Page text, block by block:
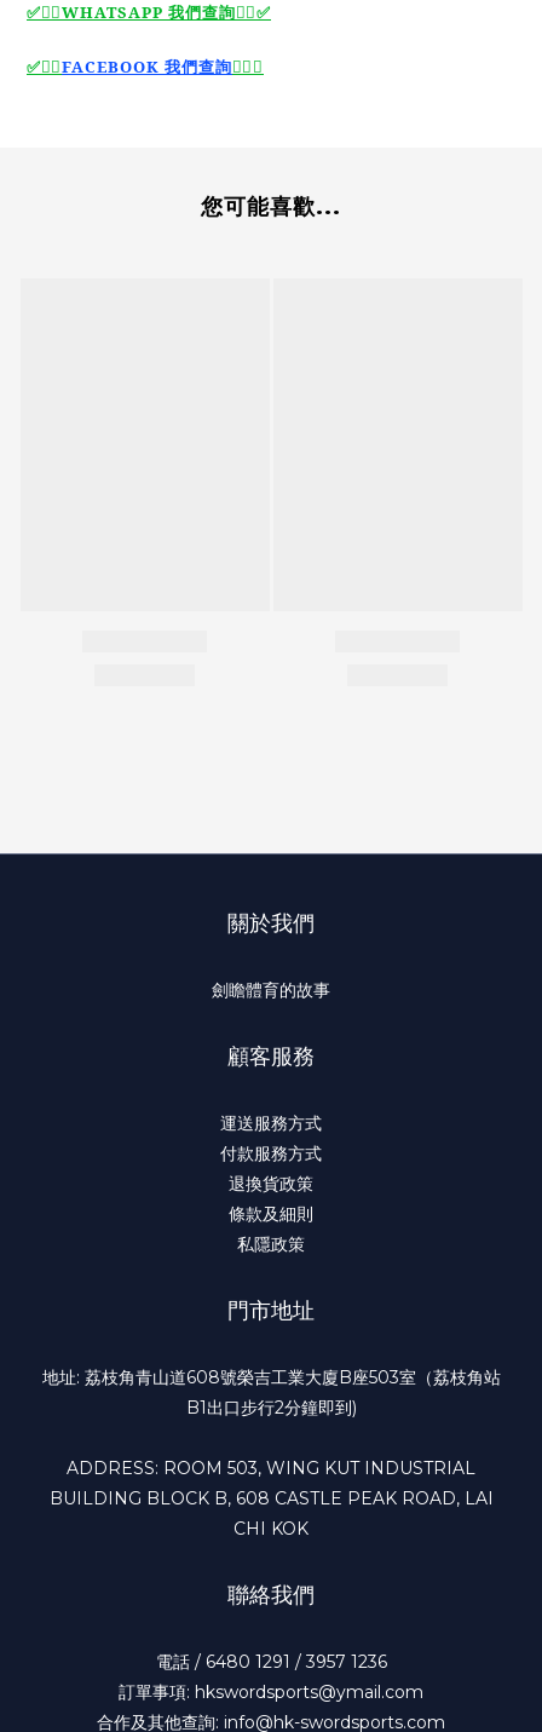
✅🙆‍♂️ WHATSAPP 我們查詢 🙆‍♂️ ✅
✅🙆‍♂️FACEBOOK 我們查詢🙆‍♂️✅
您可能喜歡...
關於我們
劍瞻體育的故事
顧客服務
運送服務方式
付款服務方式
退換貨政策
條款及細則
私隱政策
門市地址
地址: 荔枝角青山道608號榮吉工業大廈B座503室（荔枝角站
B1出口步行2分鐘即到)
ADDRESS: ROOM 503, WING KUT INDUSTRIAL
BUILDING BLOCK B, 608 CASTLE PEAK ROAD, LAI
CHI KOK
聯絡我們
電話 / 6480 1291 / 3957 1236
訂單事項: hkswordsports@ymail.com
合作及其他查詢: info@hk-swordsports.com